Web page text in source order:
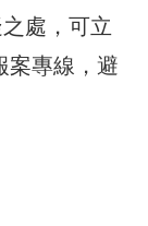
處，可立
案專線，避